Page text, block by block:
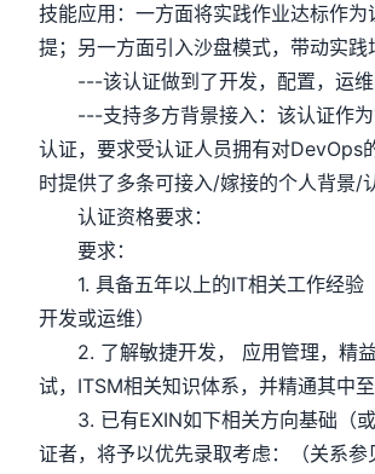
技能应用：一方面将实践作业达标作为
提；另一方面引入沙盘模式，带动实践
---该认证做到了开发，配置，运维
---支持多方背景接入：该认证作为
认证，要求受认证人员拥有对DevOps
时提供了多条可接入/嫁接的个人背景/
认证资格要求：
要求：
1. 具备五年以上的IT相关工作经验
开发或运维）
2. 了解敏捷开发， 应用管理，精益
试，ITSM相关知识体系，并精通其中
3. 已有EXIN如下相关方向基础（或
证者，将予以优先录取考虑：（关系参